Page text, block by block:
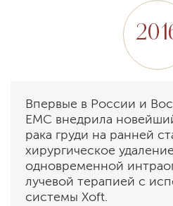
Впервые в России и
EMC внедрила
рака груди на ранней
хирургическое
одновременной
лучевой терапией с
системы Xoft.